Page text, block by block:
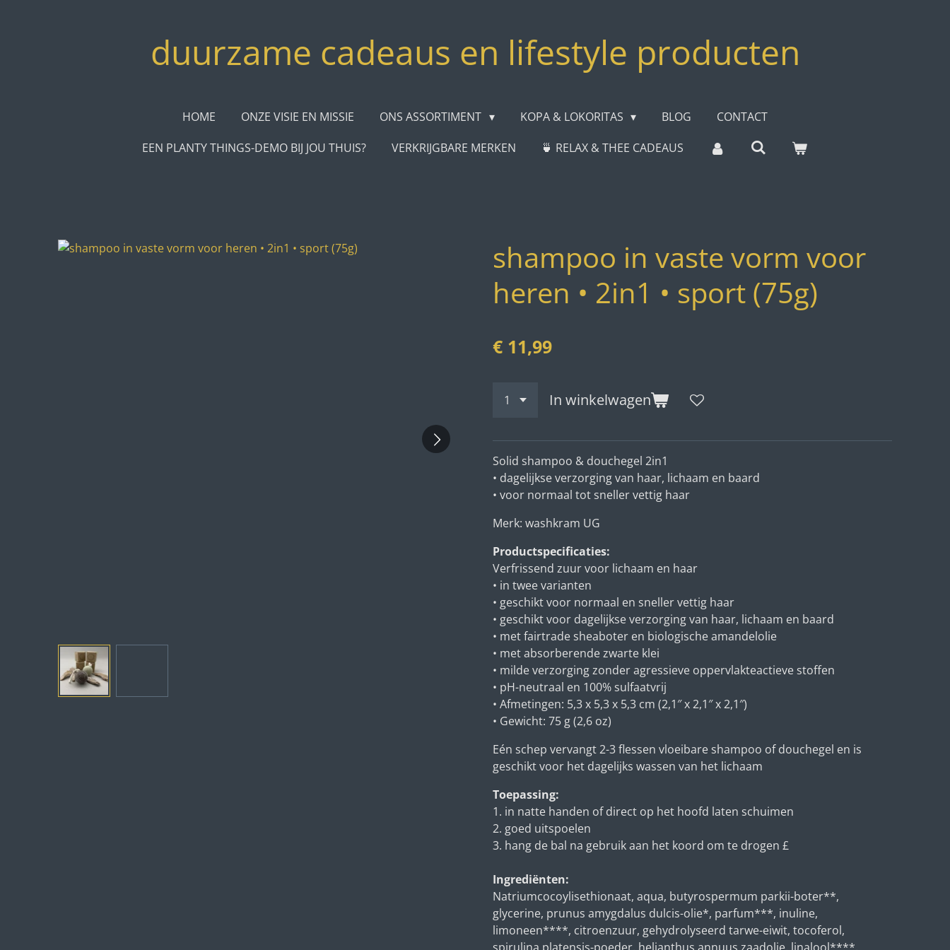
duurzame cadeaus en lifestyle producten
HOME ONZE VISIE EN MISSIE ONS ASSORTIMENT KOPA & LOKORITAS BLOG
CONTACT
EEN PLANTY THINGS-DEMO BIJ JOU THUIS?
VERKRIJGBARE MERKEN 🍵 RELAX & THEE CADEAUS
shampoo in vaste vorm voor
heren • 2in1 • sport (75g)
€ 11,99
In winkelwagen
Solid shampoo & douchegel 2in1
• dagelijkse verzorging van haar, lichaam en baard
• voor normaal tot sneller vettig haar
Merk: washkram UG
Productspecificaties:
Verfrissend zuur voor lichaam en haar
• in twee varianten
• geschikt voor normaal en sneller vettig haar
• geschikt voor dagelijkse verzorging van haar, lichaam en baard
• met fairtrade sheaboter en biologische amandelolie
• met absorberende zwarte klei
• milde verzorging zonder agressieve oppervlakteactieve stoffen
• pH-neutraal en 100% sulfaatvrij
• Afmetingen: 5,3 x 5,3 x 5,3 cm (2,1″ x 2,1″ x 2,1″)
• Gewicht: 75 g (2,6 oz)
Eén schep vervangt 2-3 flessen vloeibare shampoo of douchegel en is
geschikt voor het dagelijks wassen van het lichaam
Toepassing:
1. in natte handen of direct op het hoofd laten schuimen
2. goed uitspoelen
3. hang de bal na gebruik aan het koord om te drogen £
Ingrediënten:
Natriumcocoylisethionaat, aqua, butyrospermum parkii-boter**,
glycerine, prunus amygdalus dulcis-olie*, parfum***, inuline,
limoneen****, citroenzuur, gehydrolyseerd tarwe-eiwit, tocoferol,